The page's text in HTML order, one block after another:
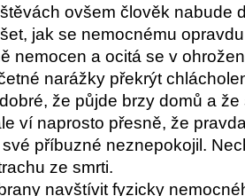
ovšem člověk nabude
jak se nemocnému
nemocen a ocitá se v
narážky překrýt
že půjde brzy domů a
ví naprosto přesně, že
příbuzné neznepokojil.
ze smrti.
navštívit fyzicky